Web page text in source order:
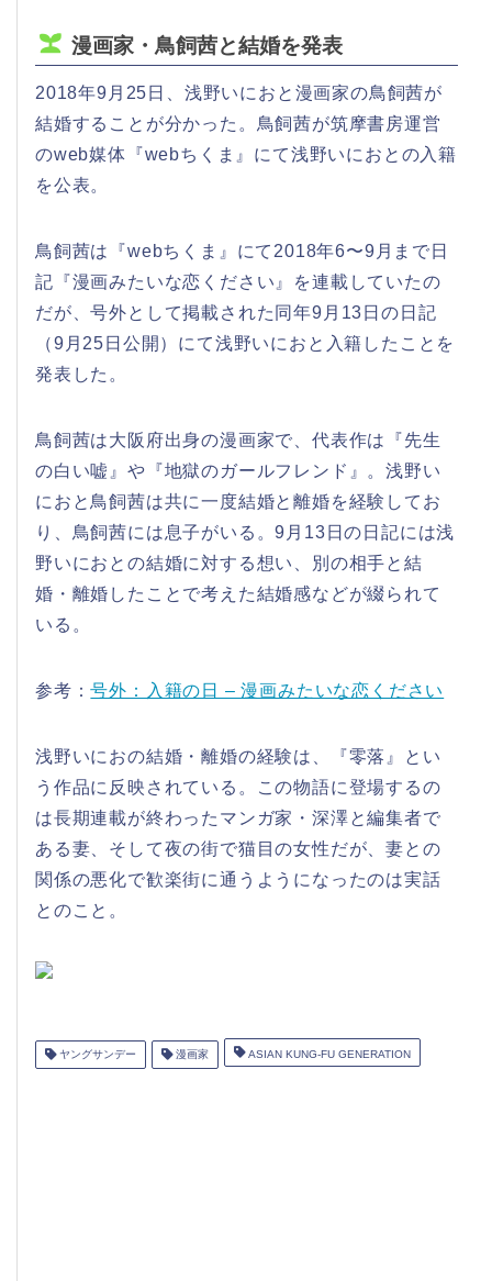
漫画家・鳥飼茜と結婚を発表
2018年9月25日、浅野いにおと漫画家の鳥飼茜が
結婚することが分かった。鳥飼茜が筑摩書房運営
のweb媒体『webちくま』にて浅野いにおとの入籍
を公表。
鳥飼茜は『webちくま』にて2018年6〜9月まで日
記『漫画みたいな恋ください』を連載していたの
だが、号外として掲載された同年9月13日の日記
（9月25日公開）にて浅野いにおと入籍したことを
発表した。
鳥飼茜は大阪府出身の漫画家で、代表作は『先生
の白い嘘』や『地獄のガールフレンド』。浅野い
におと鳥飼茜は共に一度結婚と離婚を経験してお
り、鳥飼茜には息子がいる。9月13日の日記には浅
野いにおとの結婚に対する想い、別の相手と結
婚・離婚したことで考えた結婚感などが綴られて
いる。
参考：号外：入籍の日 – 漫画みたいな恋ください
浅野いにおの結婚・離婚の経験は、『零落』とい
う作品に反映されている。この物語に登場するの
は長期連載が終わったマンガ家・深澤と編集者で
ある妻、そして夜の街で猫目の女性だが、妻との
関係の悪化で歓楽街に通うようになったのは実話
とのこと。
ヤングサンデー 漫画家 ASIAN KUNG-FU GENERATION